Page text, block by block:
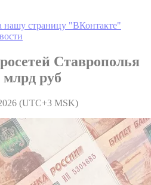
нашу страницу "ВКонтакте"
Ставрополья
руб
(UTC+3 MSK)